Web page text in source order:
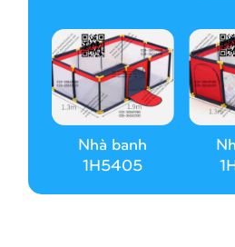
Nhà banh
1H5405